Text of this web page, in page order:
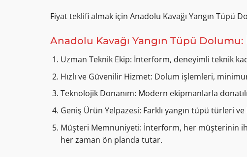
Fiyat teklifi almak için Anadolu Kavağı Yangın Tüpü
Anadolu Kavağı Yangın Tüpü Dolumu:
Uzman Teknik Ekip: İnterform, deneyimli teknik
Hızlı ve Güvenilir Hizmet: Dolum işlemleri,
Teknolojik Donanım: Modern ekipmanlarla
Geniş Ürün Yelpazesi: Farklı yangın tüpü türleri
Müşteri Memnuniyeti: İnterform, her müşterinin
her zaman ön planda tutar.